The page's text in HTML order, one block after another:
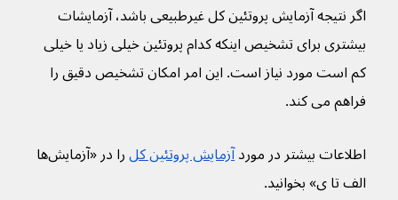
اگر نتیجه آزمایش پروتئین کل غیرطبیعی باشد، آزمایشات
بیشتری برای تشخیص اینکه کدام پروتئین خیلی زیاد یا خیلی
کم است مورد نیاز است. این امر امکان تشخیص دقیق را
فراهم می کند.
اطلاعات بیشتر در مورد آزمایش پروتئین کل
را در «آزمایش‌ها
الف تا ی» بخوانید.